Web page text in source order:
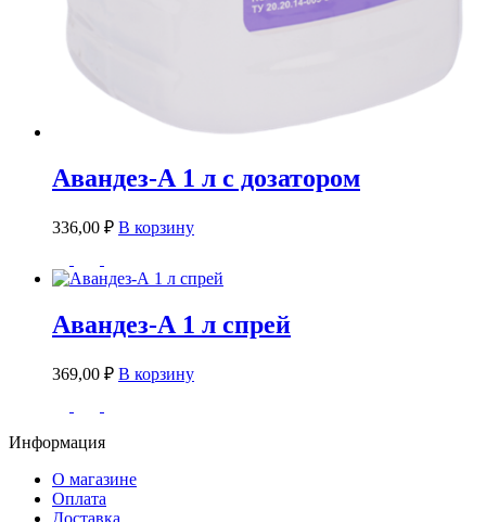
Авандез-А 1 л с дозатором
336,00 ₽ В корзину
Авандез-А 1 л спрей
369,00 ₽ В корзину
Информация
О магазине
Оплата
Доставка